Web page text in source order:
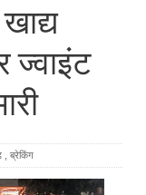
ज्वाइंट
ब्रेकिंग